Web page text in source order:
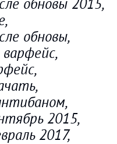
обновы 2015,
обновы,
2015,
2017,